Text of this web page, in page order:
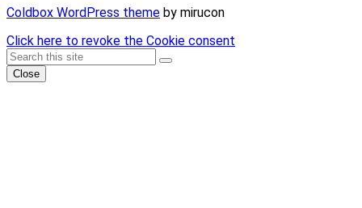
Coldbox WordPress theme by mirucon
Click here to revoke the Cookie consent
Back
To
Top
Search
Search
Close